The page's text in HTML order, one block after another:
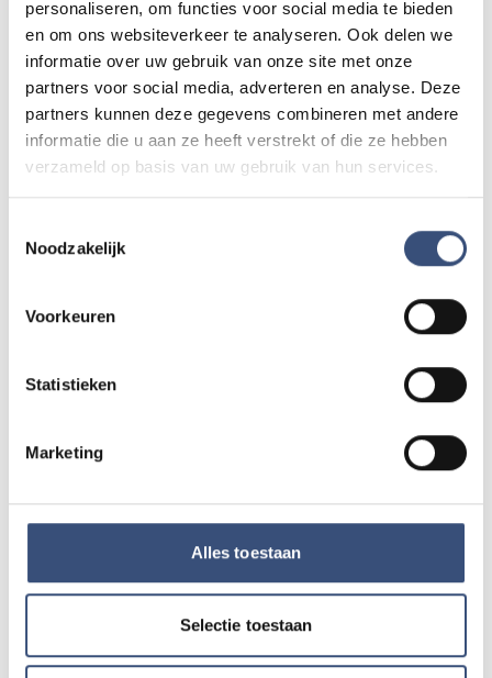
personaliseren, om functies voor social media te bieden
en om ons websiteverkeer te analyseren. Ook delen we
informatie over uw gebruik van onze site met onze
partners voor social media, adverteren en analyse. Deze
partners kunnen deze gegevens combineren met andere
informatie die u aan ze heeft verstrekt of die ze hebben
verzameld op basis van uw gebruik van hun services.
Noodzakelijk
Voorkeuren
Statistieken
Marketing
Alles toestaan
Selectie toestaan
Heb je nieuws voor ons? Of het nu gaat om een leuk
verhaal, een opmerkelijk bericht, iets dat speelt in de buurt
of als je politie of andere hulpdiensten ergens ziet: laat
Mail naar redactie@omroeparchipel.nl
Zie je een fout in dit artikel, werkt iets niet goed of kom je een
advertentie tegen die niet klopt? Laat het ons weten via
Andere events
11
AUG.
Magic Summer show met Steven Kazàn